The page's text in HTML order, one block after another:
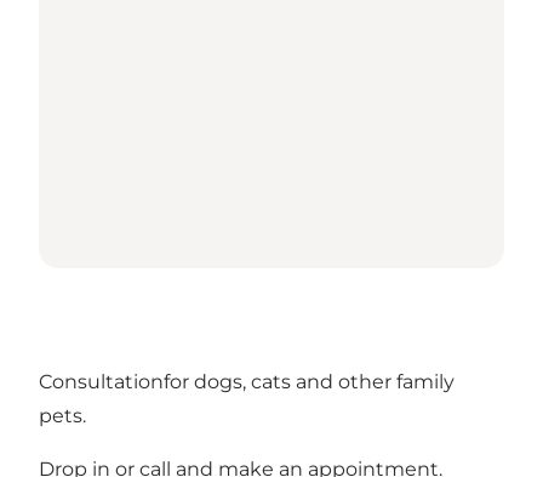
Consultationfor dogs, cats and other family
pets.
Drop in or call and make an appointment.